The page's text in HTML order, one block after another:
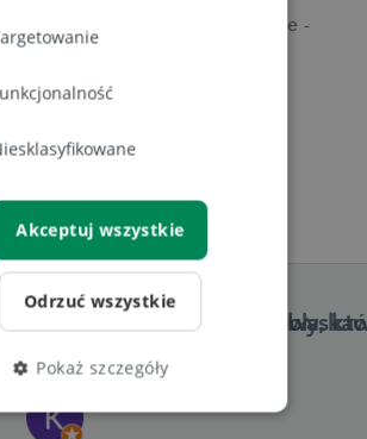
klientów mówią same za siebie -
znamy się na rzeczy!
4.8/5 na Google Reviews
Na podstawie 1286 opinii
lotem błyskawicy. Dział
firma hostingowa, którą mogę
Akceptuj wszystkie
Odrzuć wszystkie
Pokaż szczegóły